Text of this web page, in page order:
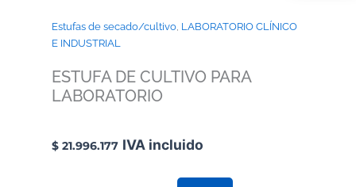
Estufas de secado/cultivo, LABORATORIO CLÍNICO
E INDUSTRIAL
ESTUFA DE CULTIVO PARA
LABORATORIO
$ 21.996.177 IVA incluido